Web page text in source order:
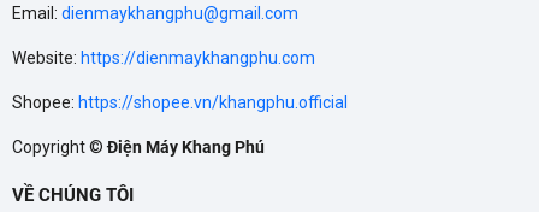
hiệu quả tối đa để mang đến những hạt cơm dẻo, thơm ngon.
khác nhau, cho phép bạn chế biến nhiều món ăn phong
phú chỉ với một thiết bị.
Email: dienmaykhangphu@gmail.com
Website: https://dienmaykhangphu.com
Shopee: https://shopee.vn/khangphu.official
Copyright ©Điện Máy Khang Phú
VỀ CHÚNG TÔI